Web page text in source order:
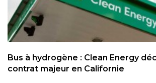
Bus à hydrogène : Clean Energy
contrat majeur en Californie